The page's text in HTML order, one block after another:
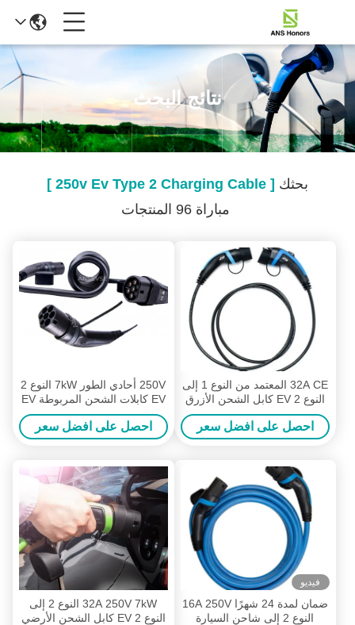
نتائج البحث
بحثك [ 250v Ev Type 2 Charging Cable ]
مباراة 96 المنتجات
32A CE المعتمد من النوع 1 إلى
النوع 2 EV كابل الشحن الأزرق
موصل التوصيل
احصل على افضل سعر
250V أحادي الطور 7kW النوع 2
EV كابلات الشحن المربوطة EV
شاحن
احصل على افضل سعر
فيديو
ضمان لمدة 24 شهرًا 16A 250V
النوع 2 إلى شاحن السيارة
32A 250V 7kW النوع 2 إلى
النوع 2 EV كابل الشحن الأرضي